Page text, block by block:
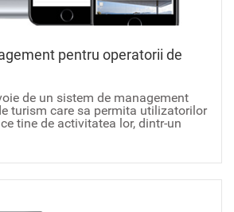
pentru operatorii de
de un sistem de management
turism care sa permita utilizatorilor
tine de activitatea lor, dintr-un